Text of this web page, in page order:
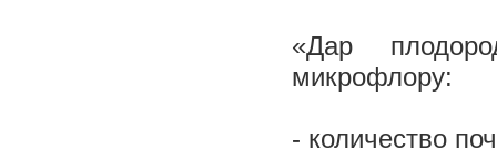
«Дар
микрофлору:
- количество